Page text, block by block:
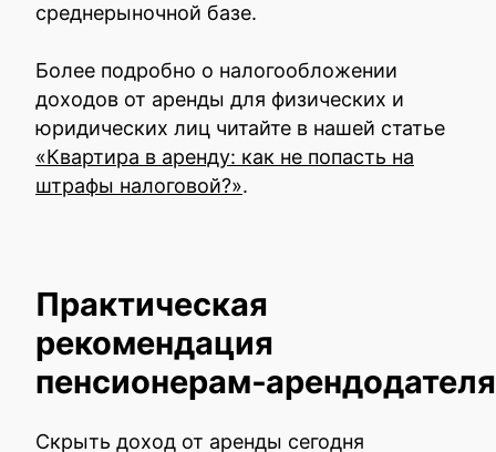
среднерыночной базе.
Более подробно о налогообложении
доходов от аренды для физических и
юридических лиц читайте в нашей статье
«Квартира в аренду: как не попасть на
штрафы налоговой?».
Практическая
рекомендация
Скрыть доход от аренды сегодня